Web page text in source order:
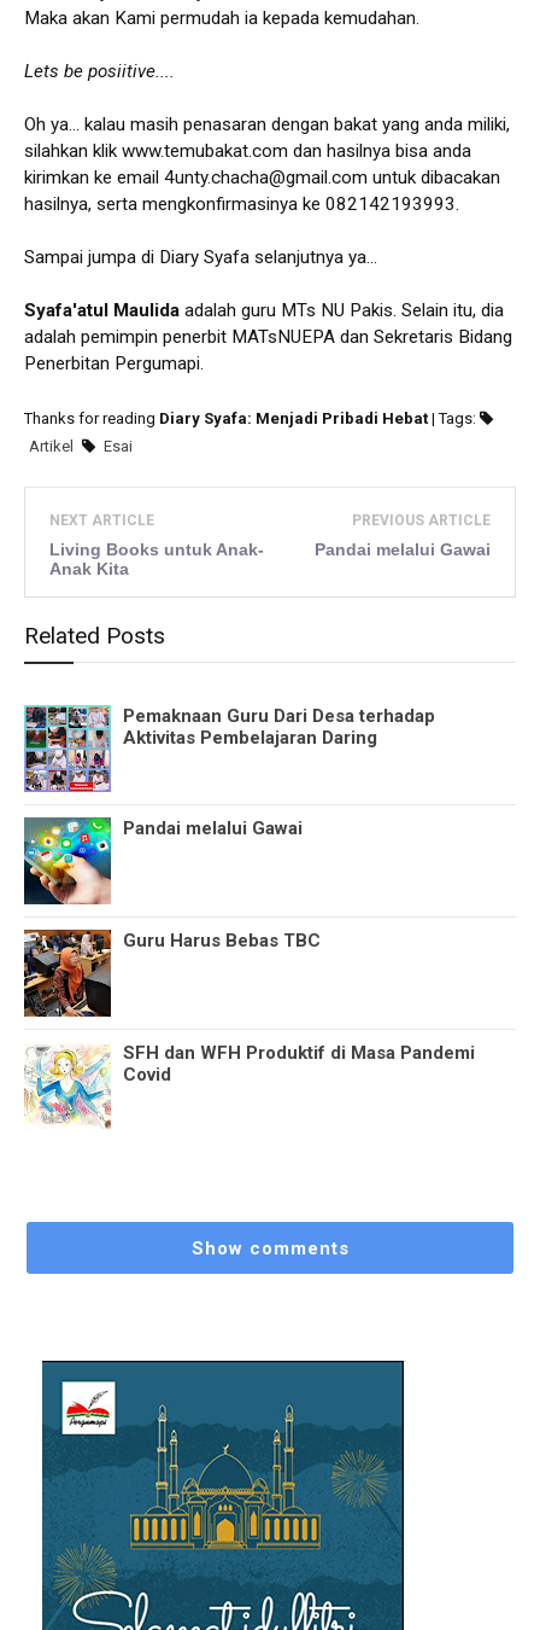
Maka akan Kami permudah ia kepada kemudahan.
Lets be posiitive....
Oh ya... kalau masih penasaran dengan bakat yang anda miliki,
silahkan klik www.temubakat.com dan hasilnya bisa anda
kirimkan ke email 4unty.chacha@gmail.com untuk dibacakan
hasilnya, serta mengkonfirmasinya ke 082142193993.
Sampai jumpa di Diary Syafa selanjutnya ya...
Syafa'atul Maulida adalah guru MTs NU Pakis. Selain itu, dia
adalah pemimpin penerbit MATsNUEPA dan Sekretaris Bidang
Penerbitan Pergumapi.
Thanks for reading Diary Syafa: Menjadi Pribadi Hebat | Tags:
Artikel
Esai
NEXT ARTICLE
Living Books untuk Anak-
Anak Kita
PREVIOUS ARTICLE
Pandai melalui Gawai
Related Posts
Pemaknaan Guru Dari Desa terhadap
Aktivitas Pembelajaran Daring
Pandai melalui Gawai
Guru Harus Bebas TBC
SFH dan WFH Produktif di Masa Pandemi
Covid
Show comments